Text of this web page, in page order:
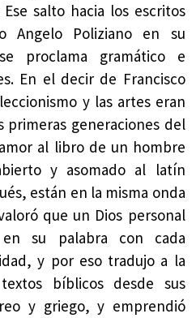
salto hacia los escritos
Angelo Poliziano en su
proclama gramático e
En el decir de Francisco
y las artes eran
primeras generaciones del
al libro de un hombre
y asomado al latín
están en la misma onda
que un Dios personal
en su palabra con cada
y por eso tradujo a la
bíblicos desde sus
y griego, y emprendió